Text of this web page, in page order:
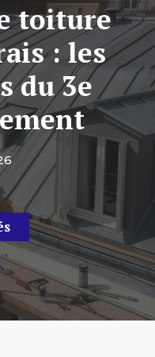
toiture
: les
du 3e